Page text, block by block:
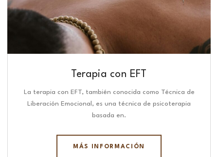
Terapia con EFT
La terapia con EFT, también conocida como Técnica de
Liberación Emocional, es una técnica de psicoterapia
basada en.
MÁS INFORMACIÓN